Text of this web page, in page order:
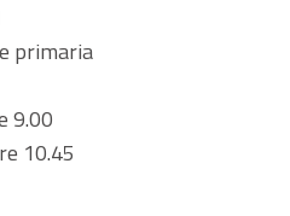
primaria
9.00
10.45